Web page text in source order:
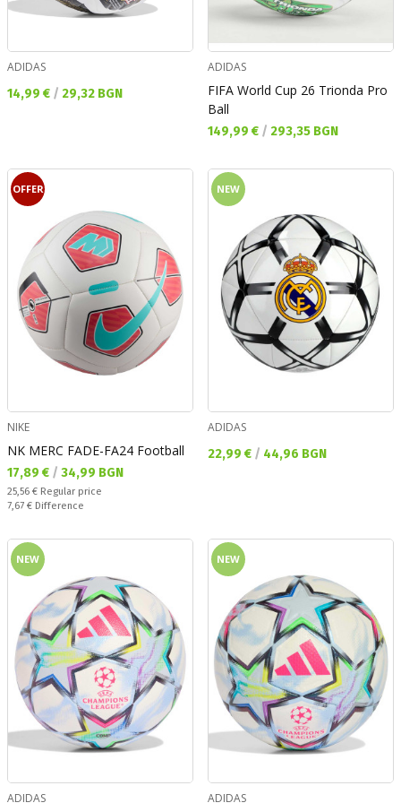
ADIDAS
Текуща цена:
14,99 € / 29,32 BGN
ADIDAS
FIFA World Cup 26 Trionda Pro
Ball
Текуща цена:
149,99 € / 293,35 BGN
OFFER
NIKE
NK MERC FADE-FA24 Football
Текуща цена:
17,89 € / 34,99 BGN
Regular price:
25,56 € Regular price
Спестявате:
7,67 € Difference
NEW
ADIDAS
Текуща цена:
22,99 € / 44,96 BGN
NEW
ADIDAS
NEW
ADIDAS